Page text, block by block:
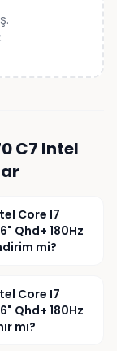
C7 Intel
Core I7
Qhd+ 180Hz
mi?
Core I7
Qhd+ 180Hz
mı?